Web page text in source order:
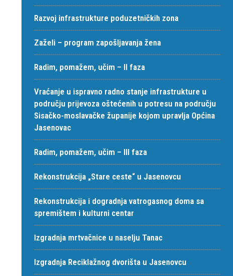
Razvoj infrastrukture poduzetničkih zona
Zaželi – program zapošljavanja žena
Radim, pomažem, učim – II faza
Vraćanje u ispravno radno stanje infrastrukture u
području prijevoza oštećenih u potresu na području
Sisačko-moslavačke županije kojom upravlja Općina
Jasenovac
Radim, pomažem, učim – III faza
Rekonstrukcija „Stare ceste“ u Jasenovcu
Rekonstrukcija i dogradnja vatrogasnog doma sa
spremištem i kulturni centar
Izgradnja mrtvačnice u naselju Tanac
Izgradnja Reciklažnog dvorišta u Jasenovcu